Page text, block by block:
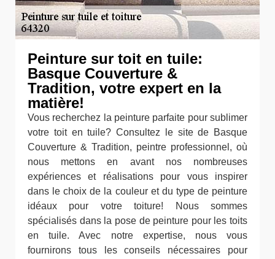
Peinture sur toit en tuile:
Basque Couverture &
Tradition, votre expert en la
matière!
Vous recherchez la peinture parfaite pour sublimer
votre toit en tuile? Consultez le site de Basque
Couverture & Tradition, peintre professionnel, où
nous mettons en avant nos nombreuses
expériences et réalisations pour vous inspirer
dans le choix de la couleur et du type de peinture
idéaux pour votre toiture! Nous sommes
spécialisés dans la pose de peinture pour les toits
en tuile. Avec notre expertise, nous vous
fournirons tous les conseils nécessaires pour